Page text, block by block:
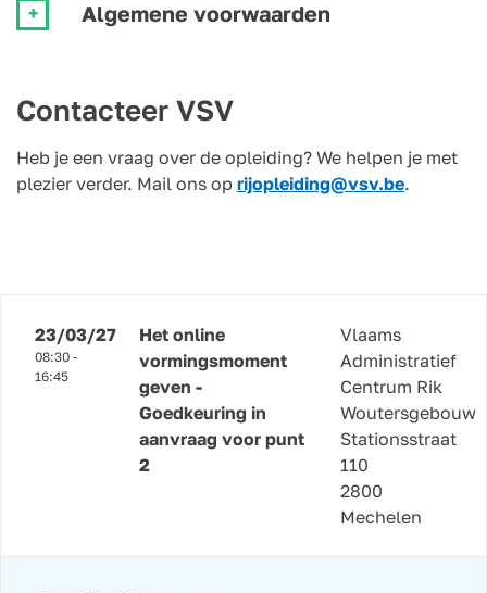
Algemene voorwaarden
Contacteer VSV
Heb je een vraag over de opleiding? We helpen je met
plezier verder. Mail ons op rijopleiding@vsv.be.
23/03/27
08:30 -
16:45
Het online
vormingsmoment
geven -
Goedkeuring in
aanvraag voor punt
2
Vlaams
Administratief
Centrum Rik
Woutersgebouw
Stationsstraat
110
2800
Mechelen